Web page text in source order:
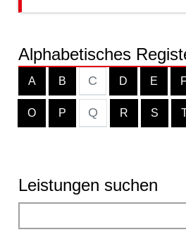
Alphabetisches
A B C D E
O P Q R S
Leistungen suchen